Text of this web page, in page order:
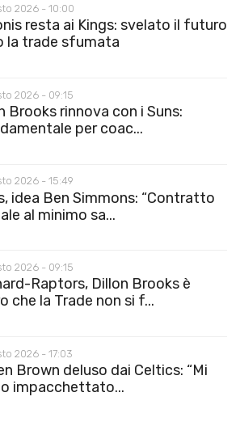
2026 - 10:00
resta ai Kings: svelato il futuro
la trade sfumata
2026 - 09:15
Brooks rinnova con i Suns:
per coac...
2026 - 15:49
idea Ben Simmons: “Contratto
al minimo sa...
2026 - 09:15
Raptors, Dillon Brooks è
che la Trade non si f...
2026 - 17:03
Brown deluso dai Celtics: “Mi
impacchettato...